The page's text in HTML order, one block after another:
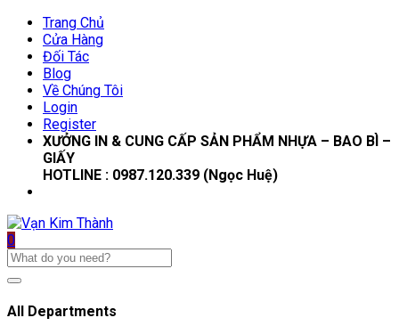
Trang Chủ
Cửa Hàng
Đối Tác
Blog
Về Chúng Tôi
Login
Register
XƯỞNG IN & CUNG CẤP SẢN PHẨM NHỰA – BAO BÌ –
GIẤY
HOTLINE : 0987.120.339 (Ngọc Huệ)
0
All Departments